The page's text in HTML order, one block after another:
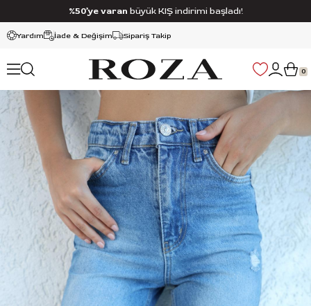
Yardım İade & Değişim Sipariş Takip
%50’ye varan büyük KIŞ indirimi başladı!
0